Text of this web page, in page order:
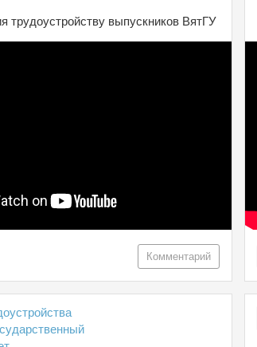
трудоустройству выпускников ВятГУ
Комментарий